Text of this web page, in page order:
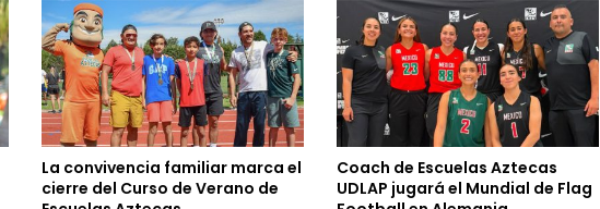
La convivencia familiar marca el
cierre del Curso de Verano de
Coach de Escuelas Aztecas
UDLAP jugará el Mundial de Flag